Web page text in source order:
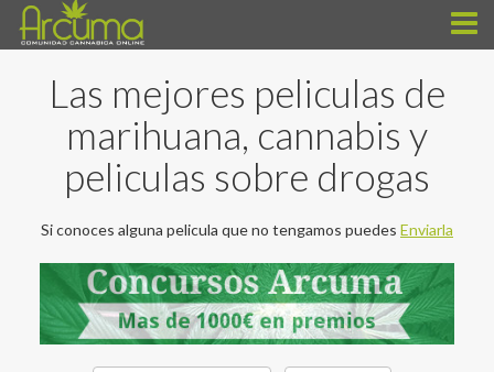
Las mejores peliculas de
marihuana, cannabis y
peliculas sobre drogas
Si conoces alguna pelicula que no tengamos puedes Enviarla